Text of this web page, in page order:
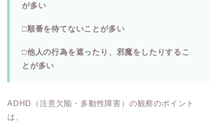
が多い
□順番を待てないことが多い
□他人の行為を遮ったり、邪魔をしたりするこ
とが多い
ADHD（注意欠陥・多動性障害）の観察のポイント
は、